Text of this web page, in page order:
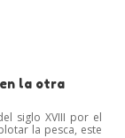
la otra
siglo XVIII por el
la pesca, este